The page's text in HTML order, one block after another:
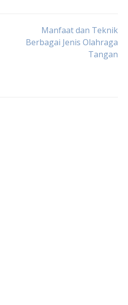
Manfaat dan Teknik
Berbagai Jenis Olahraga
Tangan